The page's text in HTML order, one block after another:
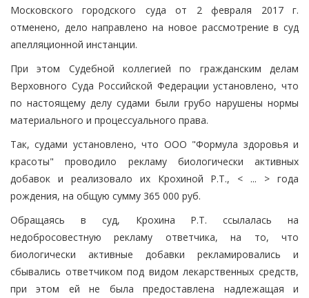
Московского городского суда от 2 февраля 2017 г.
отменено, дело направлено на новое рассмотрение в суд
апелляционной инстанции.
При этом Судебной коллегией по гражданским делам
Верховного Суда Российской Федерации установлено, что
по настоящему делу судами были грубо нарушены нормы
материального и процессуального права.
Так, судами установлено, что ООО "Формула здоровья и
красоты" проводило рекламу биологически активных
добавок и реализовало их Крохиной Р.Т., < ... > года
рождения, на общую сумму 365 000 руб.
Обращаясь в суд, Крохина Р.Т. ссылалась на
недобросовестную рекламу ответчика, на то, что
биологически активные добавки рекламировались и
сбывались ответчиком под видом лекарственных средств,
при этом ей не была предоставлена надлежащая и